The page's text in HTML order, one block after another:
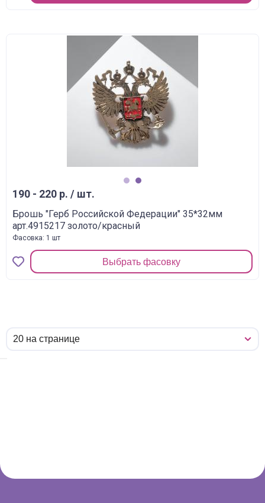
190 - 220 р. / шт.
Брошь "Герб Российской Федерации" 35*32мм
арт.4915217 золото/красный
Фасовка: 1 шт
Выбрать фасовку